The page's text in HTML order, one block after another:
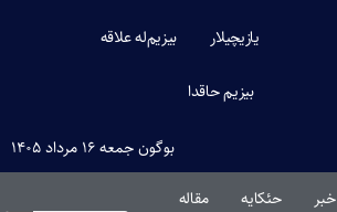
یازیچیلار بیزیم‌له علاقه
بیزیم حاقدا
بوگون جمعه ۱۶ مرداد ۱۴۰۵
خبر حئکایه مقاله‌